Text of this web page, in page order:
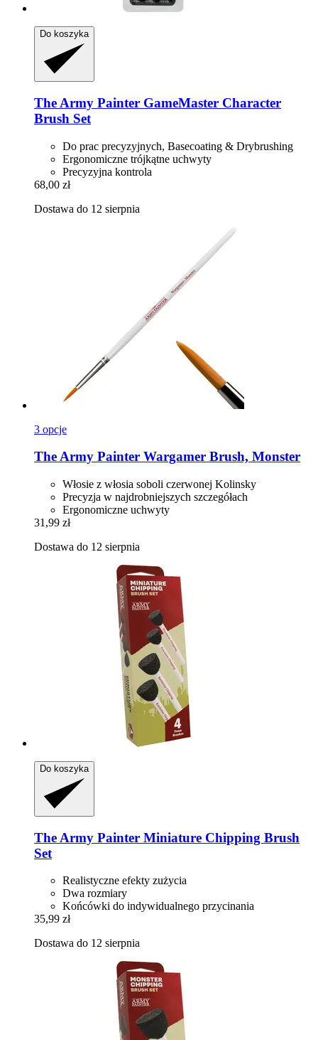
Do koszyka
The Army Painter GameMaster Character
Brush Set
Do prac precyzyjnych, Basecoating & Drybrushing
Ergonomiczne trójkątne uchwyty
Precyzyjna kontrola
68,00 zł
Dostawa do 12 sierpnia
3 opcje
The Army Painter Wargamer Brush, Monster
Włosie z włosia soboli czerwonej Kolinsky
Precyzja w najdrobniejszych szczegółach
Ergonomiczne uchwyty
31,99 zł
Dostawa do 12 sierpnia
Do koszyka
The Army Painter Miniature Chipping Brush
Set
Realistyczne efekty zużycia
Dwa rozmiary
Końcówki do indywidualnego przycinania
35,99 zł
Dostawa do 12 sierpnia